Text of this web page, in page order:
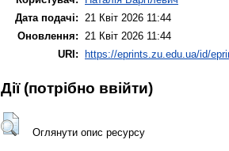
Дата подачі: 21 Квіт 2026 11:44
Оновлення: 21 Квіт 2026 11:44
URI:
https://eprints.zu.edu.ua/id/
Дії ​​(потрібно ввійти)
Оглянути опис ресурсу